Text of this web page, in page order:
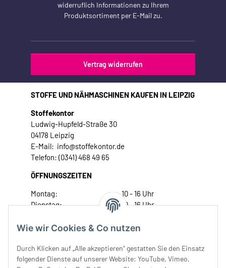
Wie wir Cookies & Co nutzen
Durch Klicken auf „Alle akzeptieren“ gestatten Sie den Einsatz
folgender Dienste auf unserer Website: YouTube, Vimeo,
widerruflich Informationen zu Ihrem
Produktsortiment per E-Mail zu.
Vertrag widerrufen
STOFFE UND NÄHMASCHINEN KAUFEN IN LEIPZIG
Stoffekontor
Ludwig-Hupfeld-Straße 30
04178 Leipzig
E-Mail: info@stoffekontor.de
Telefon: (0341) 468 49 65
ÖFFNUNGSZEITEN
Montag:
10 - 16 Uhr
Dienstag:
10 - 16 Uhr
Donnerstag:
10 - 18 Uhr
Samstag:
10 - 14 Uhr